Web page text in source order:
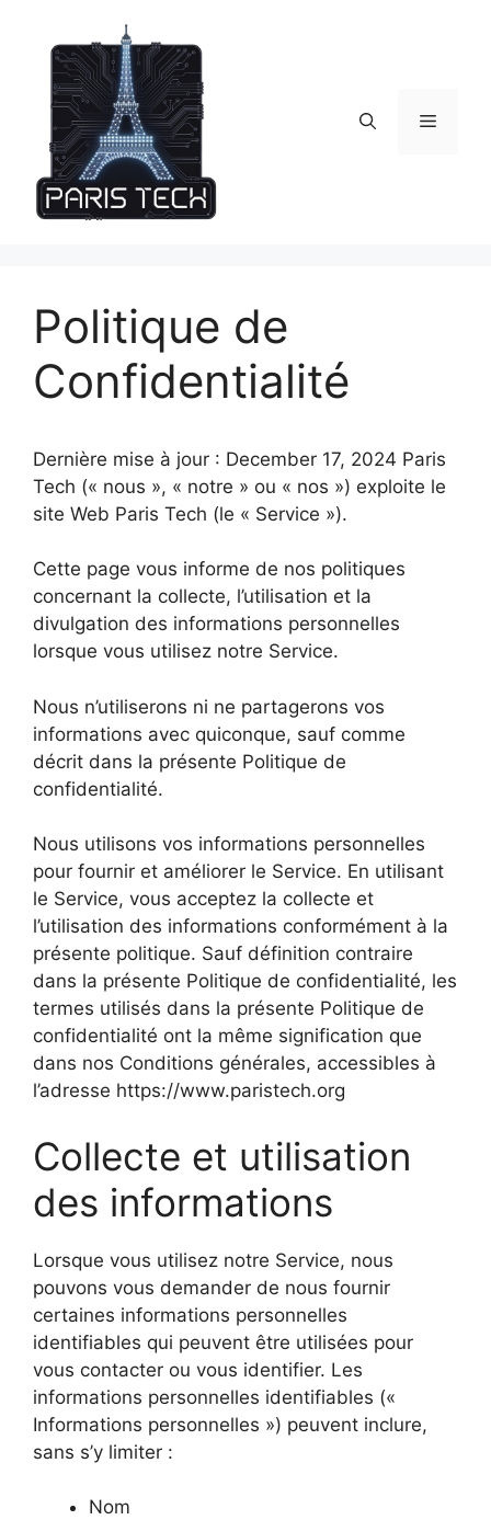
content
Menu
Politique de
Confidentialité
Dernière mise à jour : December 17, 2024 Paris
Tech (« nous », « notre » ou « nos ») exploite le
site Web Paris Tech (le « Service »).
Cette page vous informe de nos politiques
concernant la collecte, l’utilisation et la
divulgation des informations personnelles
lorsque vous utilisez notre Service.
Nous n’utiliserons ni ne partagerons vos
informations avec quiconque, sauf comme
décrit dans la présente Politique de
confidentialité.
Nous utilisons vos informations personnelles
pour fournir et améliorer le Service. En utilisant
le Service, vous acceptez la collecte et
l’utilisation des informations conformément à la
présente politique. Sauf définition contraire
dans la présente Politique de confidentialité, les
termes utilisés dans la présente Politique de
confidentialité ont la même signification que
dans nos Conditions générales, accessibles à
l’adresse https://www.paristech.org
Collecte et utilisation
des informations
Lorsque vous utilisez notre Service, nous
pouvons vous demander de nous fournir
certaines informations personnelles
identifiables qui peuvent être utilisées pour
vous contacter ou vous identifier. Les
informations personnelles identifiables («
Informations personnelles ») peuvent inclure,
sans s’y limiter :
Nom